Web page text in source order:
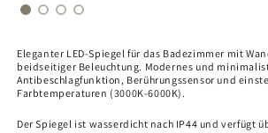
Eleganter LED-Spiegel für das Badezimmer mit
beidseitiger Beleuchtung. Modernes und
Antibeschlagfunktion, Berührungssensor und
Farbtemperaturen (3000K-6000K).
Der Spiegel ist wasserdicht nach IP44 und verfügt